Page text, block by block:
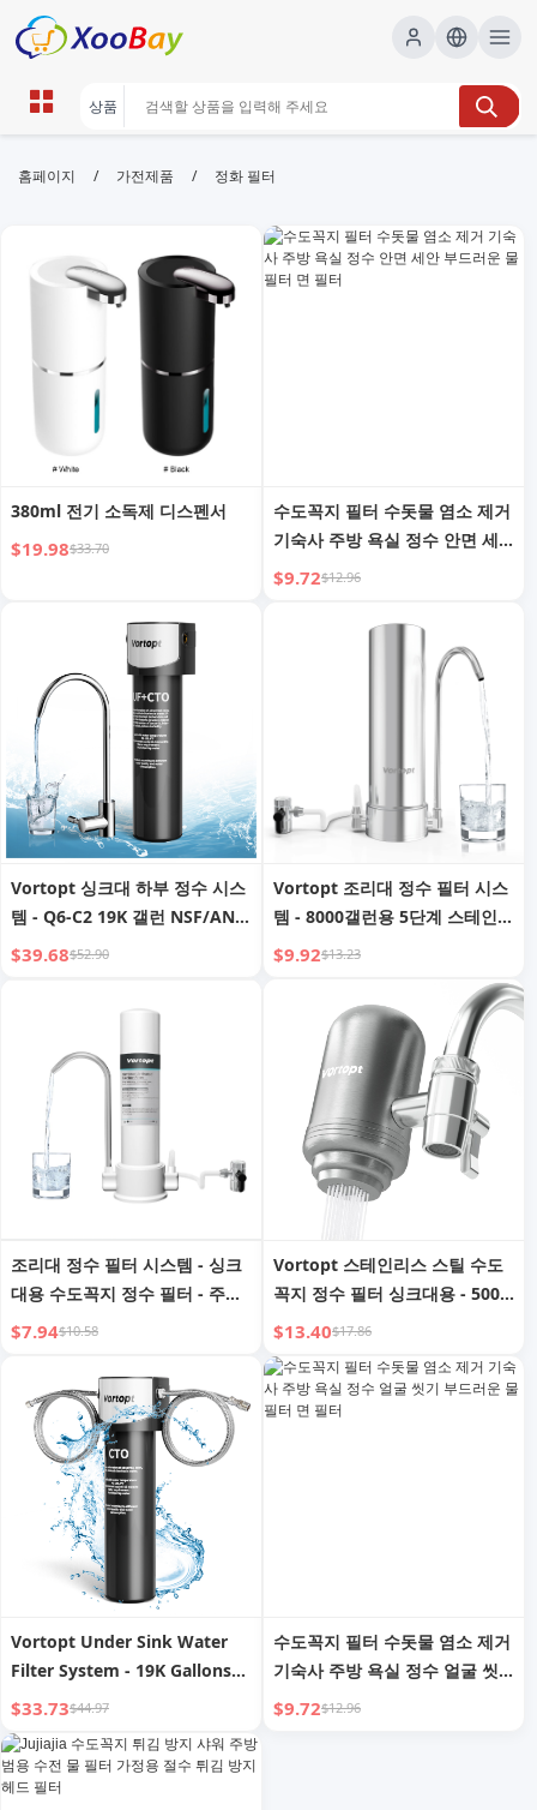
정화 필터 | XOOBAY B2B/B2C
정화필터,정수필터,필터모듈, wholesale 정화 필터,
XOOBAY
정화 필터를 통해 물의 불순물을 효과적으로 제거하고, 교체 주기와 설치
팁, 선택 가이드를 제공합니다.
홈페이지 / 가전제품 / 정화 필터
380ml 전기 소독제 디스펜서
$19.98$33.70
수도꼭지 필터 수돗물 염소 제거
기숙사 주방 욕실 정수 안면 세
안 부드러운 물 필터 면 필터
$9.72$12.96
Vortopt 싱크대 하부 정수 시스
템 - Q6-C2 19K 갤런 NSF/ANSI
42 인증 정수, 납, 염소, 악취 제
$39.68$52.90
Vortopt 조리대 정수 필터 시스
템 - 8000갤런용 5단계 스테인리
스 스틸 수도꼭지 정수 필터 -
악취 감소 - F7 - 필터 1개 포함
$9.92$13.23
조리대 정수 필터 시스템 - 싱크
대용 수도꼭지 정수 필터 - 주방
용 정수기 - 염소, 중금속, 악취
$7.94$10.58
Vortopt 스테인리스 스틸 수도
꼭지 정수 필터 싱크대용 - 500
갤런 정수기 수도꼭지용 - 주방,
욕조 수전 필터링 시스템 장착,
납, 염소 및 불쾌한 맛 감소,
T2(필터 1개)
$13.40$17.86
Vortopt Under Sink Water
Filter System - 19K Gallons
Q5-C2 NSF/ANSI 42 Certified
Water Filtration, Reduces
Lead, Chlorine, Bad Taste &
Odor, Water Filter Under
$33.73$44.97
수도꼭지 필터 수돗물 염소 제거
기숙사 주방 욕실 정수 얼굴 씻
기 부드러운 물 필터 면 필터
$9.72$12.96